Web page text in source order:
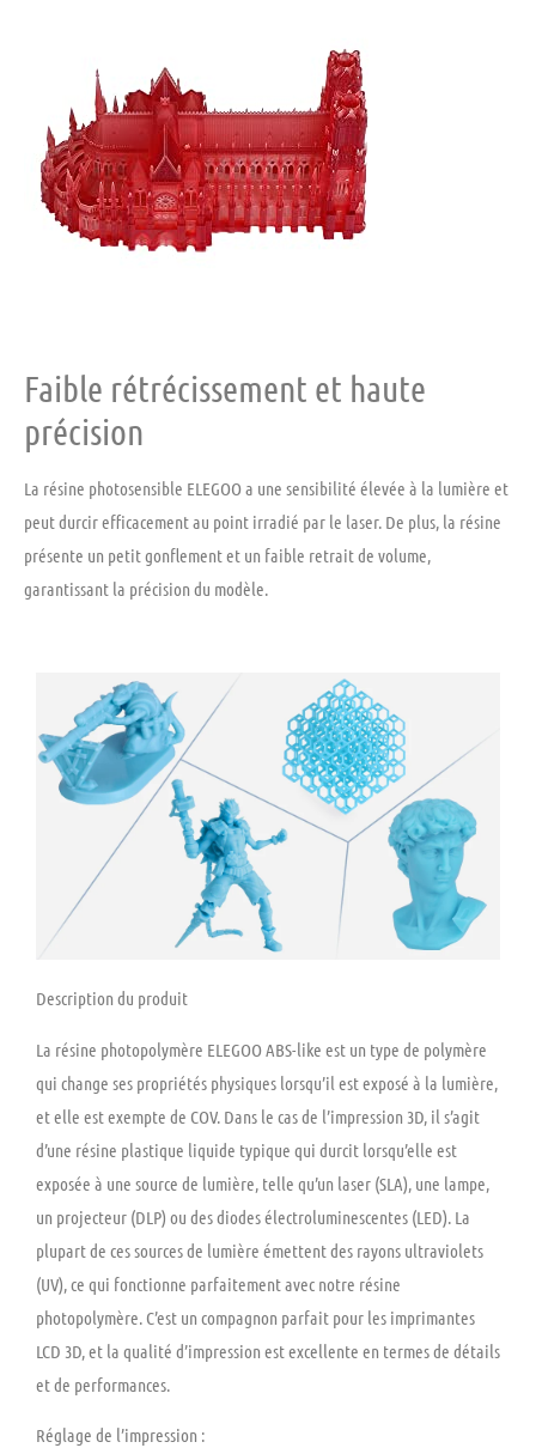
Faible rétrécissement et haute
précision
La résine photosensible ELEGOO a une sensibilité élevée à la lumière et
peut durcir efficacement au point irradié par le laser. De plus, la résine
présente un petit gonflement et un faible retrait de volume,
garantissant la précision du modèle.
Description du produit
La résine photopolymère ELEGOO ABS-like est un type de polymère
qui change ses propriétés physiques lorsqu’il est exposé à la lumière,
et elle est exempte de COV. Dans le cas de l’impression 3D, il s’agit
d’une résine plastique liquide typique qui durcit lorsqu’elle est
exposée à une source de lumière, telle qu’un laser (SLA), une lampe,
un projecteur (DLP) ou des diodes électroluminescentes (LED). La
plupart de ces sources de lumière émettent des rayons ultraviolets
(UV), ce qui fonctionne parfaitement avec notre résine
photopolymère. C’est un compagnon parfait pour les imprimantes
LCD 3D, et la qualité d’impression est excellente en termes de détails
et de performances.
Réglage de l’impression :